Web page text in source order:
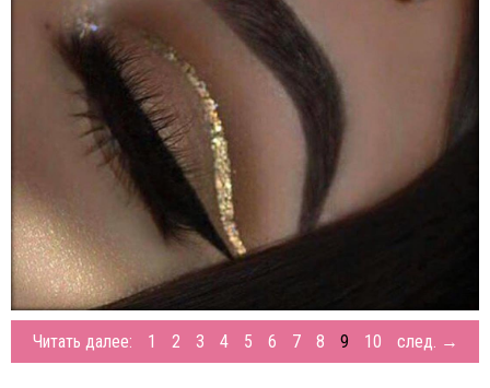
Читать далее: 1 2 3 4 5 6 7 8 9 10 след. →